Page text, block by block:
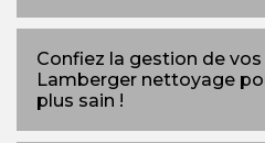
Confiez la gestion de
Lamberger nettoyage
plus sain !